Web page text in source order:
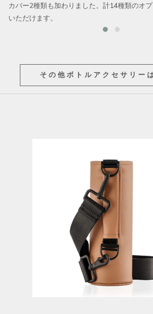
カバー2種類も加わりました。計14種類のオ
いただけます。
その他ボトルアクセサリー